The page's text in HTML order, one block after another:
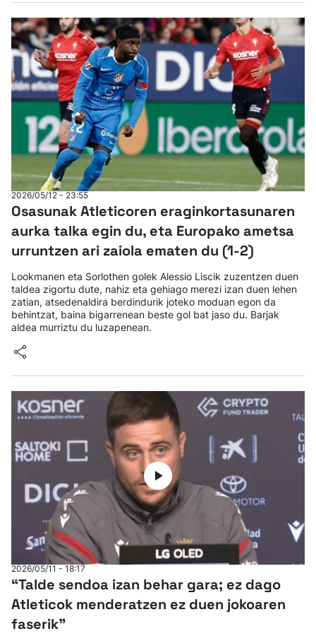
2026/05/12 - 23:55
Osasunak Atleticoren eraginkortasunaren
aurka talka egin du, eta Europako ametsa
urruntzen ari zaiola ematen du (1-2)
Lookmanen eta Sorlothen golek Alessio Liscik zuzentzen duen
taldea zigortu dute, nahiz eta gehiago merezi izan duen lehen
zatian, atsedenaldira berdindurik joteko moduan egon da
behintzat, baina bigarrenean beste gol bat jaso du. Barjak
aldea murriztu du luzapenean.
2026/05/11 - 18:17
“Talde sendoa izan behar gara; ez dago
Atleticok menderatzen ez duen jokoaren
faserik”